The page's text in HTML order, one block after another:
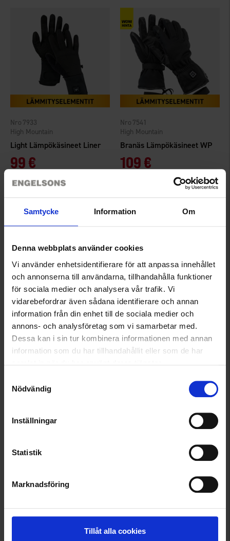
Samtycke Information Om
Denna webbplats använder cookies
Vi använder enhetsidentifierare för att anpassa innehållet
och annonserna till användarna, tillhandahålla funktioner
för sociala medier och analysera vår trafik. Vi
vidarebefordrar även sådana identifierare och annan
information från din enhet till de sociala medier och
annons- och analysföretag som vi samarbetar med.
Dessa kan i sin tur kombinera informationen med annan
information som du har tillhandahållit eller som de har
Nödvändig
Inställningar
Statistik
Marknadsföring
Tillåt alla cookies
Light Lämpökäsineet Liner
High Mountain
7933
99 €
Branäs Lämpökäsineet WP
High Mountain
7541
109 €
Ampumakäsineet
Brokared
1939
14,95 €
Arjeplog Metsästyskäsineet
Brokared
1623
19,95 €
Svansåsen Lämpörukkaset WP
High Mountain
7542
Vemdalen Sormikkaat WP
High Mountain
6596